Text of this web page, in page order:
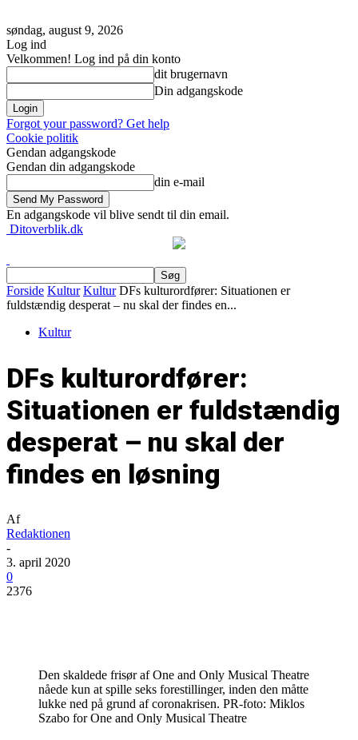
søndag, august 9, 2026
Log ind
Velkommen! Log ind på din konto
dit brugernavn
Din adgangskode
Forgot your password? Get help
Cookie politik
Gendan adgangskode
Gendan din adgangskode
din e-mail
En adgangskode vil blive sendt til din email.
Ditoverblik.dk
Forside Kultur Kultur DFs kulturordfører: Situationen er
fuldstændig desperat – nu skal der findes en...
Kultur
DFs kulturordfører:
Situationen er fuldstændig
desperat – nu skal der
findes en løsning
Af
Redaktionen
-
3. april 2020
0
2376
Den skaldede frisør af One and Only Musical Theatre
nåede kun at spille seks forestillinger, inden den måtte
lukke ned på grund af coronakrisen. PR-foto: Miklos
Szabo for One and Only Musical Theatre